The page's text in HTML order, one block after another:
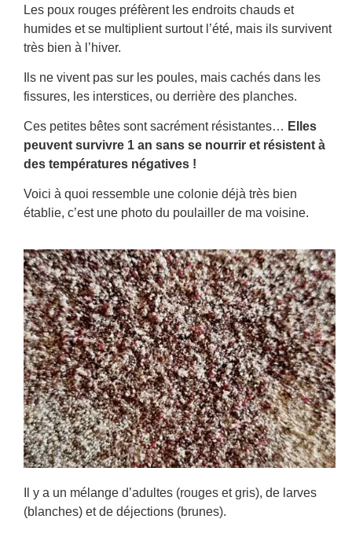
Les poux rouges préfèrent les endroits chauds et
humides et se multiplient surtout l’été, mais ils survivent
très bien à l’hiver.
Ils ne vivent pas sur les poules, mais cachés dans les
fissures, les interstices, ou derrière des planches.
Ces petites bêtes sont sacrément résistantes… Elles
peuvent survivre 1 an sans se nourrir et résistent à
des températures négatives !
Voici à quoi ressemble une colonie déjà très bien
établie, c’est une photo du poulailler de ma voisine.
Il y a un mélange d’adultes (rouges et gris), de larves
(blanches) et de déjections (brunes).